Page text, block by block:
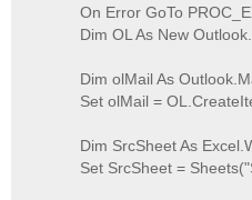
On Error GoTo
Dim OL As New
Dim olMail As
Set olMail =
Dim SrcSheet As
Set SrcSheet =